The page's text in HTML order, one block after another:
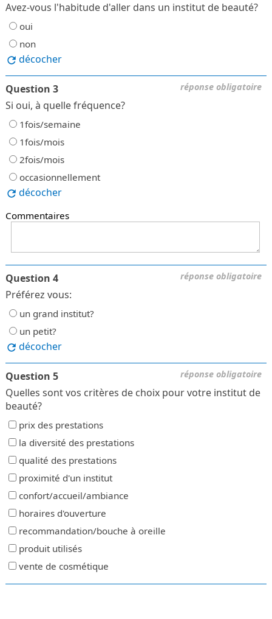
Avez-vous l'habitude d'aller dans un institut de beauté?
oui
non
décocher
réponse obligatoire
Question 3
Si oui, à quelle fréquence?
1fois/semaine
1fois/mois
2fois/mois
occasionnellement
décocher
Commentaires
réponse obligatoire
Question 4
Préférez vous:
un grand institut?
un petit?
décocher
réponse obligatoire
Question 5
Quelles sont vos critères de choix pour votre institut de
beauté?
prix des prestations
la diversité des prestations
qualité des prestations
proximité d'un institut
confort/accueil/ambiance
horaires d'ouverture
recommandation/bouche à oreille
produit utilisés
vente de cosmétique